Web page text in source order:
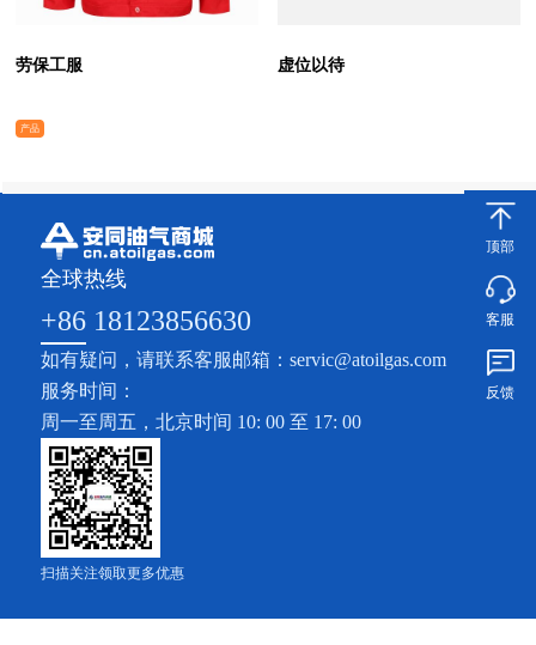
顶部
客服
反馈
劳保工服
产品
虚位以待
全球热线
+86 18123856630
如有疑问，请联系客服邮箱：servic@atoilgas.com
服务时间：
周一至周五，北京时间 10: 00 至 17: 00
扫描关注领取更多优惠